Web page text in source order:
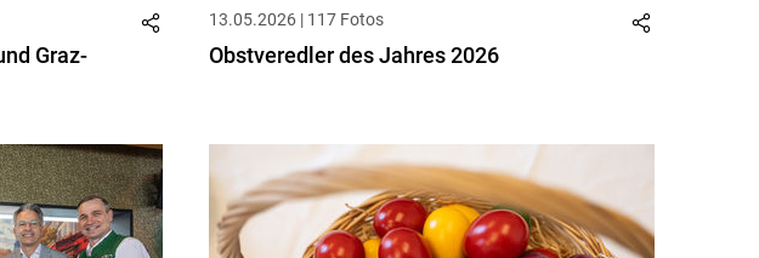
Graz-
13.05.2026 | 117 Fotos
Obstveredler des Jahres 2026